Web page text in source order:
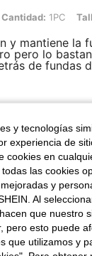
Talla: 50*50 cm
Cantidad: 1PC
mantiene la
pero lo
de fundas
y tecnologías
experiencia de
cookies en
las cookies
y
Al
que nuestro
pero esto puede
que utilizamos y